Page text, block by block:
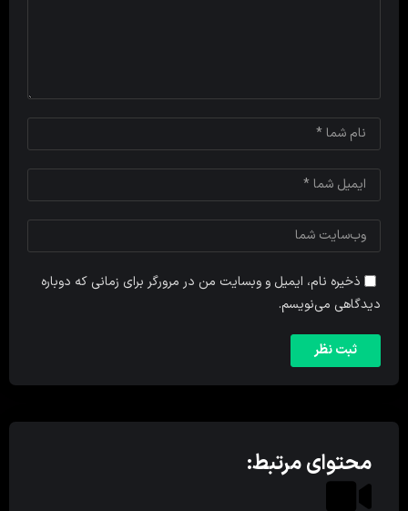
ذخیره نام، ایمیل و وبسایت من در مرورگر برای زمانی که دوباره
دیدگاهی می‌نویسم.
محتوای مرتبط: